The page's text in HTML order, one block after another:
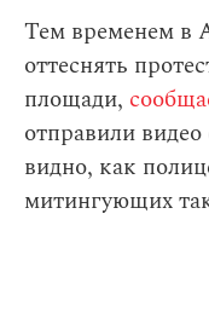
Тем временем в
оттеснять
площади,
отправили
видно, как
митингующих